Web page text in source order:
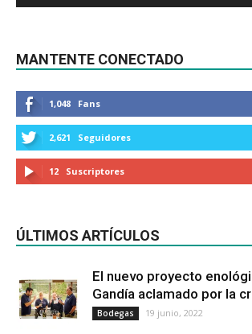
MANTENTE CONECTADO
1,048 Fans
2,621 Seguidores
12 Suscriptores
ÚLTIMOS ARTÍCULOS
El nuevo proyecto
Gandía aclamado por la
Bodegas 19 junio, 2022